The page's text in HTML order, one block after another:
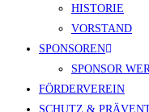
HISTORIE
VORSTAND
SPONSOREN
SPONSOR
FÖRDERVEREIN
SCHUTZ &